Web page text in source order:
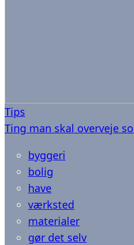
Tips
Ting man skal overveje
byggeri
bolig
have
værksted
materialer
gør det selv